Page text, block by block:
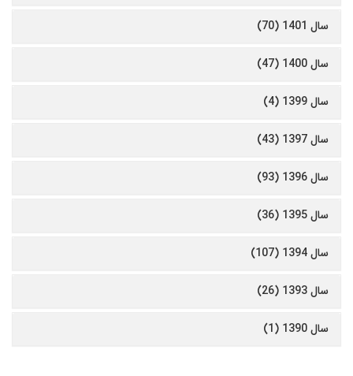
سال 1401 (70)
سال 1400 (47)
سال 1399 (4)
سال 1397 (43)
سال 1396 (93)
سال 1395 (36)
سال 1394 (107)
سال 1393 (26)
سال 1390 (1)